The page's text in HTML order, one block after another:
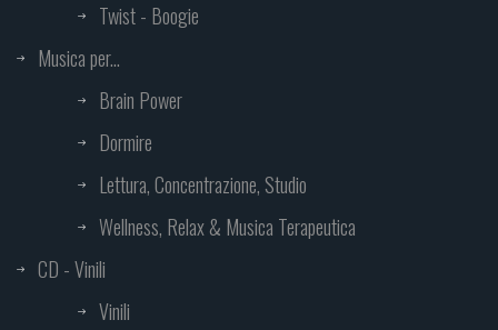
Twist - Boogie
Musica per...
Brain Power
Dormire
Lettura, Concentrazione, Studio
Wellness, Relax & Musica Terapeutica
CD - Vinili
Vinili